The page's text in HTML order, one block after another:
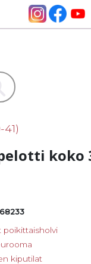
koko
poikittaisholvi
kiputilat